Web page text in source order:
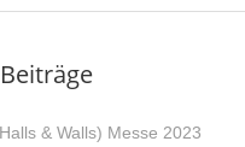
& Walls) Messe 2023